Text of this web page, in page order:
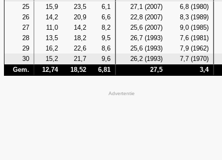
25
15,9 23,5 6,1 27,1 (2007)
6,8 (1980)
26
14,2 20,9 6,6 22,8 (2007)
8,3 (1989)
27
11,0 14,2 8,2 25,6 (2007)
9,0 (1985)
28
13,5 18,2 9,5 26,7 (1993)
7,6 (1981)
29
16,2 22,6 8,6 25,6 (1993)
7,9 (1962)
30
15,2 21,7 9,6 26,2 (1993)
7,7 (1970)
Gem.
12,74 18,52 6,81 27,5 3,4
Advertentie